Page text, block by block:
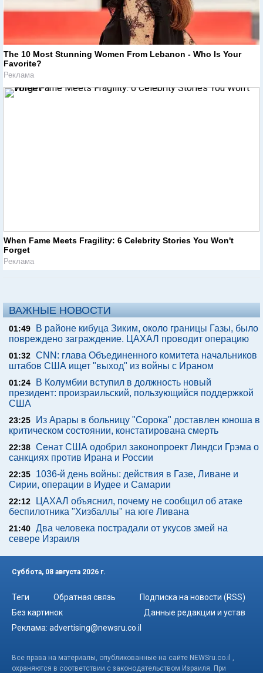
The 10 Most Stunning Women From Lebanon - Who Is Your
Favorite?
Реклама
When Fame Meets Fragility: 6 Celebrity Stories You Won't
Forget
Реклама
ВАЖНЫЕ НОВОСТИ
01:49
В районе кибуца Зиким, около границы Газы, было
повреждено заграждение. ЦАХАЛ проводит операцию
01:32 CNN: глава Объединенного комитета начальников
штабов США ищет "выход" из войны с Ираном
01:24
В Колумбии вступил в должность новый
президент: произраильский, пользующийся поддержкой
США
23:25
Из Арары в больницу "Сорока" доставлен юноша в
критическом состоянии, констатирована смерть
22:38 Сенат США одобрил законопроект Линдси Грэма о
санкциях против Ирана и России
22:35
1036-й день войны: действия в Газе, Ливане и
Сирии, операции в Иудее и Самарии
22:12
ЦАХАЛ объяснил, почему не сообщил об атаке
беспилотника "Хизбаллы" на юге Ливана
21:40 Два человека пострадали от укусов змей на
севере Израиля
Суббота, 08 августа 2026 г.
Теги Обратная связь
Подписка на новости (RSS)
Без картинок
Данные редакции и устав
Реклама: advertising@newsru.co.il
Все права на материалы, опубликованные на сайте NEWSru.co.il ,
охраняются в соответствии с законодательством Израиля. При